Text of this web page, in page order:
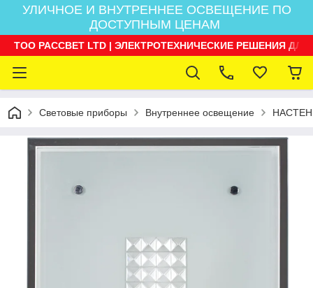
УЛИЧНОЕ И ВНУТРЕННЕЕ ОСВЕЩЕНИЕ ПО
ДОСТУПНЫМ ЦЕНАМ
ТОО РАССВЕТ LTD | ЭЛЕКТРОТЕХНИЧЕСКИЕ РЕШЕНИЯ
Световые приборы Внутреннее освещение